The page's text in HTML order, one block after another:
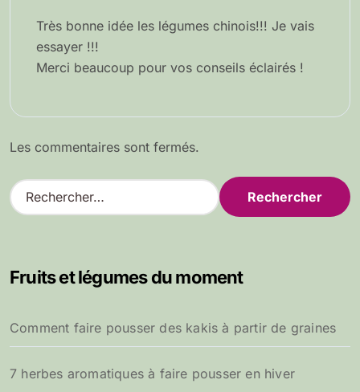
Très bonne idée les légumes chinois!!! Je vais
essayer !!!
Merci beaucoup pour vos conseils éclairés !
Les commentaires sont fermés.
R
e
r
e
r
:
Fruits et légumes du moment
Comment faire pousser des kakis à partir de graines
7 herbes aromatiques à faire pousser en hiver